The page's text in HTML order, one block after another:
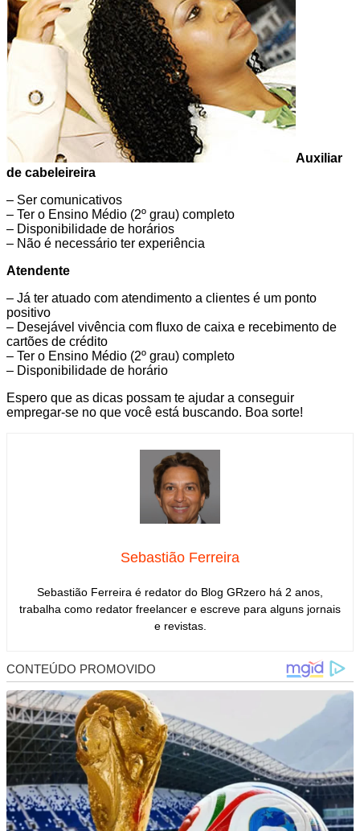
Auxiliar
de cabeleireira
– Ser comunicativos
– Ter o Ensino Médio (2º grau) completo
– Disponibilidade de horários
– Não é necessário ter experiência
Atendente
– Já ter atuado com atendimento a clientes é um ponto
positivo
– Desejável vivência com fluxo de caixa e recebimento de
cartões de crédito
– Ter o Ensino Médio (2º grau) completo
– Disponibilidade de horário
Espero que as dicas possam te ajudar a conseguir
empregar-se no que você está buscando. Boa sorte!
Sebastião Ferreira
Sebastião Ferreira é redator do Blog GRzero há 2 anos,
trabalha como redator freelancer e escreve para alguns jornais
e revistas.